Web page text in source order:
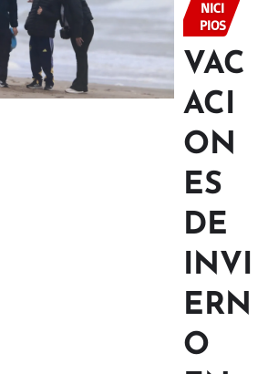
NICI
PIOS
VAC
ACI
ON
ES
DE
INVI
ERN
O